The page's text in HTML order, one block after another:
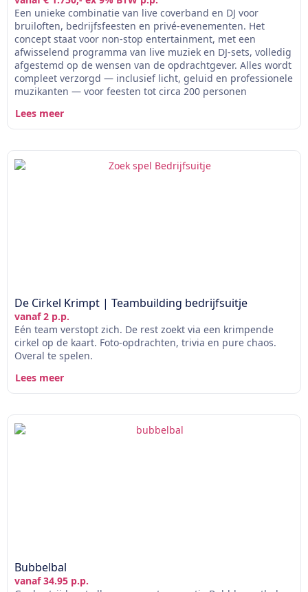
Een unieke combinatie van live coverband en DJ voor
bruiloften, bedrijfsfeesten en privé-evenementen. Het
concept staat voor non-stop entertainment, met een
afwisselend programma van live muziek en DJ-sets, volledig
afgestemd op de wensen van de opdrachtgever. Alles wordt
compleet verzorgd — inclusief licht, geluid en professionele
muzikanten — voor feesten tot circa 200 personen
Lees meer
De Cirkel Krimpt | Teambuilding bedrijfsuitje
vanaf 2 p.p.
Eén team verstopt zich. De rest zoekt via een krimpende
cirkel op de kaart. Foto-opdrachten, trivia en pure chaos.
Overal te spelen.
Lees meer
Bubbelbal
vanaf 34.95 p.p.